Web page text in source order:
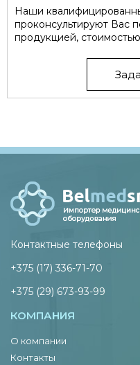
Наши
проконсультируют Вас
продукцией,
Контактные телефоны
+375 (17) 336-71-70
+375 (29) 673-93-99
КОМПАНИЯ
О компании
Контакты